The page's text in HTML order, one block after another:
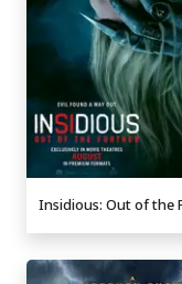
Insidious: Out of the